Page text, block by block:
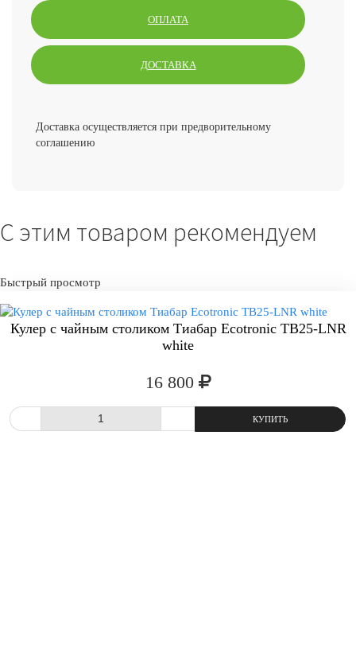
ОПЛАТА
ДОСТАВКА
Доставка осуществляется при предворительному
соглашению
С этим товаром рекомендуем
Быстрый просмотр
Кулер с чайным столиком Тиабар Ecotronic TB25-LNR
white
16 800